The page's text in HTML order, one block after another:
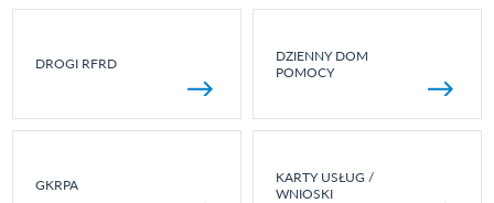
DROGI RFRD
DZIENNY DOM
POMOCY
GKRPA
KARTY USŁUG /
WNIOSKI